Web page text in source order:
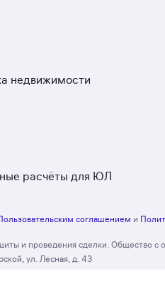
недвижимости
расчёты для ЮЛ
соглашением и
и проведения сделки. Общество с
ул. Лесная, д. 43